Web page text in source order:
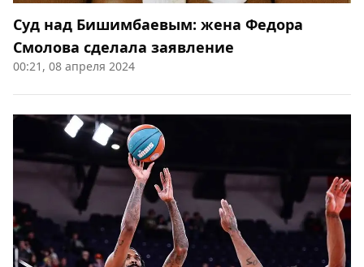
Суд над Бишимбаевым: жена Федора
Смолова сделала заявление
00:21, 08 апреля 2024